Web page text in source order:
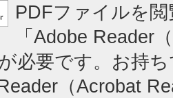
PDFファイルを
「Adobe Reader
必要です。お持
（Acrobat